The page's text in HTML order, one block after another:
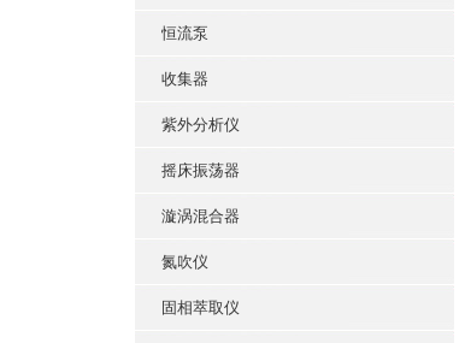
恒流泵
收集器
紫外分析仪
摇床振荡器
漩涡混合器
氮吹仪
固相萃取仪